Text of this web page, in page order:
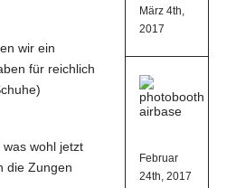
wir ein
für reichlich
wohl jetzt
die Zungen
März 4th,
2017
Februar
24th, 2017